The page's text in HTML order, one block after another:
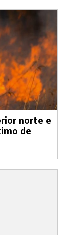
norte e
de